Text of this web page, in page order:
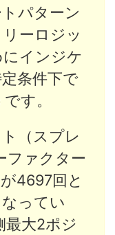
パターン
ーロジッ
インジケ
条件下で
す。
（スプレ
ファクター
4697回と
ってい
最大2ポジ